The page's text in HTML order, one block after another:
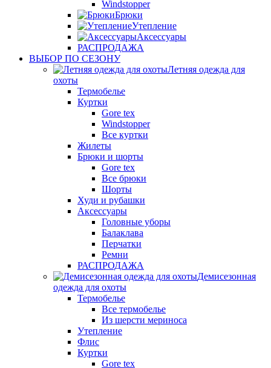
Windstopper
Брюки
Утепление
Аксессуары
РАСПРОДАЖА
ВЫБОР ПО СЕЗОНУ
Летняя одежда для
охоты
Термобелье
Куртки
Gore tex
Windstopper
Все куртки
Жилеты
Брюки и шорты
Gore tex
Все брюки
Шорты
Худи и рубашки
Аксессуары
Головные уборы
Балаклава
Перчатки
Ремни
РАСПРОДАЖА
Демисезонная
одежда для охоты
Термобелье
Все термобелье
Из шерсти мериноса
Утепление
Флис
Куртки
Gore tex